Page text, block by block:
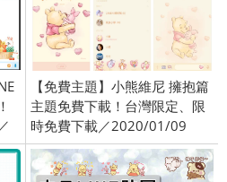
【免費主題】小熊維尼 擁抱篇
主題免費下載！台灣限定、限
時免費下載／2020/01/09